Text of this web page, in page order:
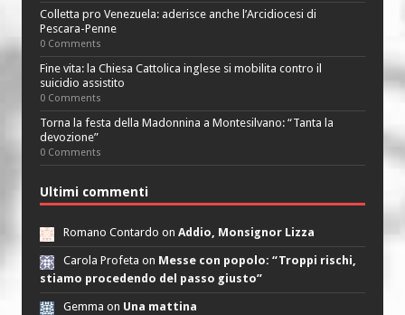
Colletta pro Venezuela: aderisce anche l’Arcidiocesi di
Pescara-Penne
0 Comments
Fine vita: la Chiesa Cattolica inglese si mobilita contro il
suicidio assistito
0 Comments
Torna la festa della Madonnina a Montesilvano: “Tanta la
devozione”
0 Comments
Ultimi commenti
Romano Contardo on Addio, Monsignor Lizza
Carola Profeta on Messe con popolo: “Troppi rischi,
stiamo procedendo del passo giusto”
Gemma on Una mattina